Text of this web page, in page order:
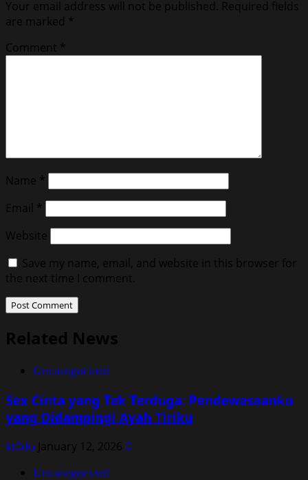
Your email address will not be published. Required fields
are marked *
Comment *
Name *
Email
*
Website
Save my name, email, and website in this browser for
the next time I comment.
Related News
Uncategorized
Sex Cinta yang Tak Terduga: Pendewasaanku
yang Didampingi Ayah Tiriku
kt0du January 12, 2026 0
Uncategorized